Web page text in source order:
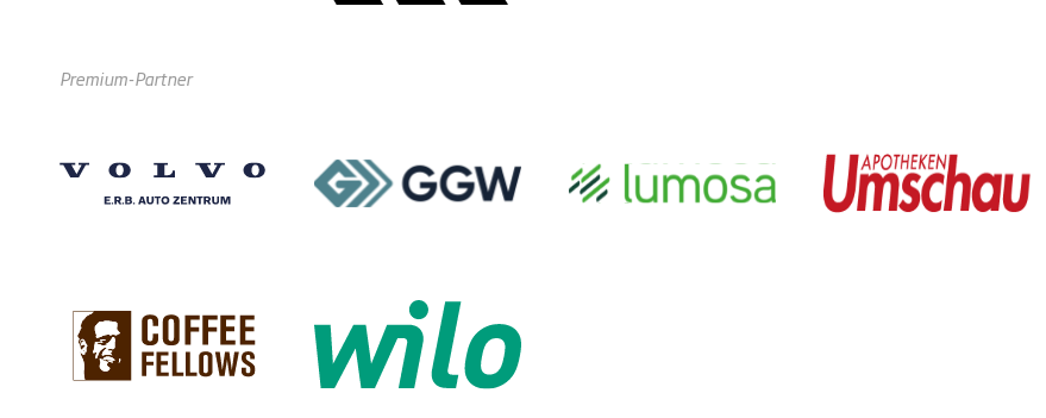
Premium-Partner